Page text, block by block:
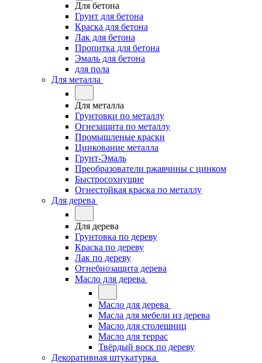
Для бетона
Грунт для бетона
Краска для бетона
Лак для бетона
Пропитка для бетона
Эмаль для бетона
для пола
Для металла
Для металла
Грунтовки по металлу
Огнезащита по металлу
Промышленые краски
Цинкование металла
Грунт-Эмаль
Преобразователи ржавчины с цинком
Быстросохнущие
Огнестойкая краска по металлу
Для дерева
Для дерева
Грунтовка по дереву
Краска по дереву
Лак по дереву
Огнебиозащита дерева
Масло для дерева
Масло для дерева
Масла для мебели из дерева
Масло для столешниц
Масло для террас
Твёрдый воск по дереву
Декоративная штукатурка